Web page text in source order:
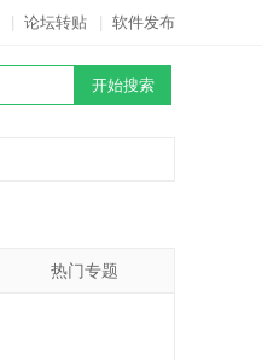
论坛转贴 软件发布
热门专题